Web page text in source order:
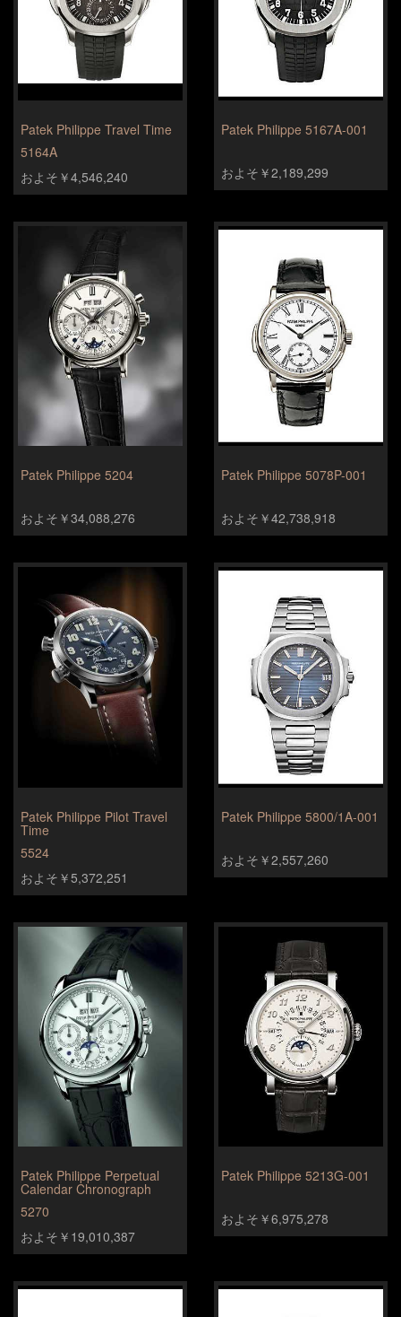
Patek Philippe Travel Time
5164A
およそ￥4,546,240
Patek Philippe 5167A-001
およそ￥2,189,299
Patek Philippe 5204
およそ￥34,088,276
Patek Philippe 5078P-001
およそ￥42,738,918
Patek Philippe Pilot Travel
Time
5524
およそ￥5,372,251
Patek Philippe 5800/1A-001
およそ￥2,557,260
Patek Philippe Perpetual
Calendar Chronograph
5270
およそ￥19,010,387
Patek Philippe 5213G-001
およそ￥6,975,278